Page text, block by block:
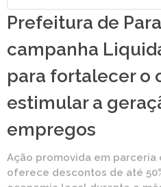
Prefeitura de
campanha
para fortalecer o
estimular a
empregos
Ação promovida em parceria
oferece descontos de até